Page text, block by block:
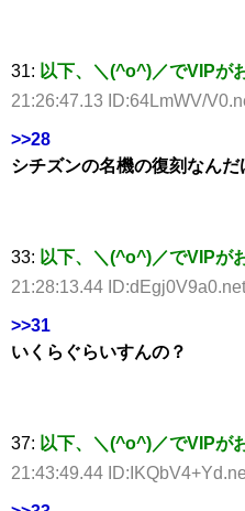
31: 以下、＼(^o^)／でVIPが
21:26:47.13 ID:64LmWV/
>>28
シチズンの名機の復刻なん
33: 以下、＼(^o^)／でVIPが
21:28:13.44 ID:dEgj0V9a0.net
>>31
いくらぐらいすんの？
37: 以下、＼(^o^)／でVIPが
21:43:49.44